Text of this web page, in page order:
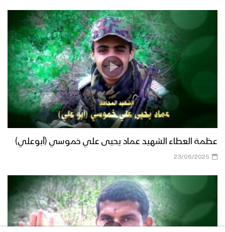
عظمة العطاء الشهيد عماد يحيى علي خموسي (أبوعلي)
23/06/2025